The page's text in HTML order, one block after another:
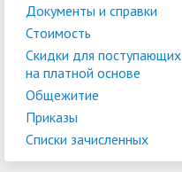
Документы и справки
Стоимость
Скидки для поступающих
на платной основе
Общежитие
Приказы
Списки зачисленных